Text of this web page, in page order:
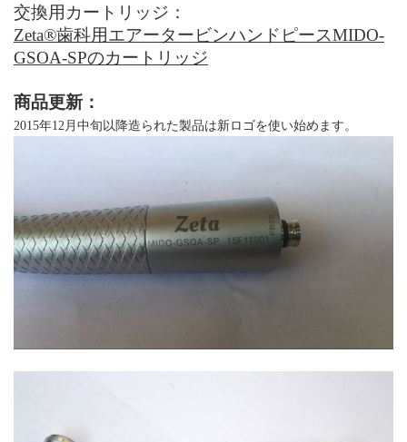
交換用カートリッジ：
Zeta®歯科用エアータービンハンドピースMIDO-
GSOA-SPのカートリッジ
商品更新：
2015年12月中旬以降造られた製品は新ロゴを使い始めます。